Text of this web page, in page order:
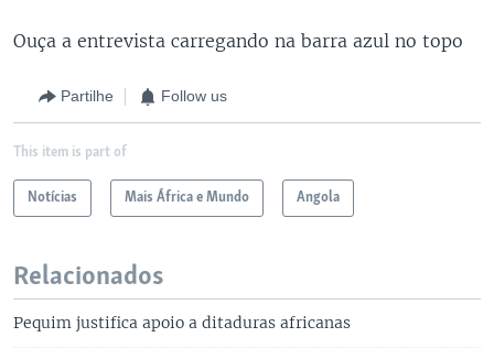
Ouça a entrevista carregando na barra azul no topo
Partilhe Follow us
This item is part of
Notícias Mais África e Mundo Angola
Relacionados
Pequim justifica apoio a ditaduras africanas